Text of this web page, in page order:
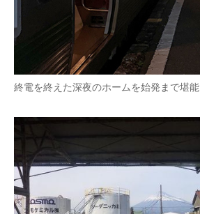
終電を終えた深夜のホームを始発まで堪能